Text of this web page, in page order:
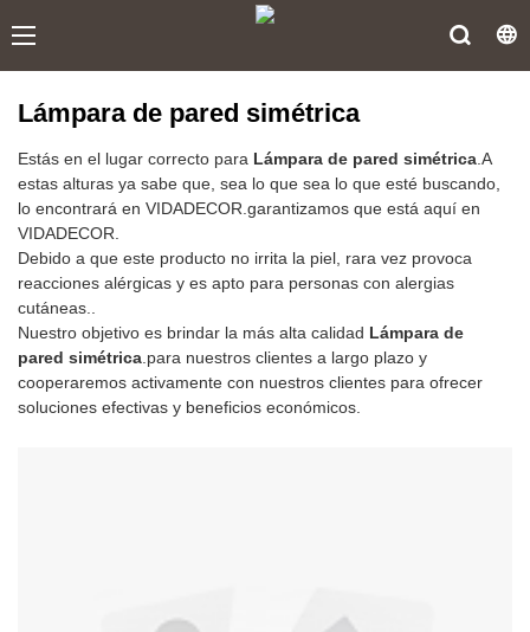
Lámpara de pared simétrica
Estás en el lugar correcto para Lámpara de pared simétrica.A
estas alturas ya sabe que, sea lo que sea lo que esté buscando,
lo encontrará en VIDADECOR.garantizamos que está aquí en
VIDADECOR.
Debido a que este producto no irrita la piel, rara vez provoca
reacciones alérgicas y es apto para personas con alergias
cutáneas..
Nuestro objetivo es brindar la más alta calidad Lámpara de
pared simétrica.para nuestros clientes a largo plazo y
cooperaremos activamente con nuestros clientes para ofrecer
soluciones efectivas y beneficios económicos.